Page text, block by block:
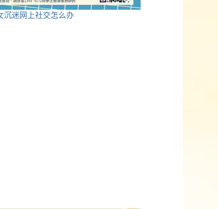
沉迷网上社交怎么办